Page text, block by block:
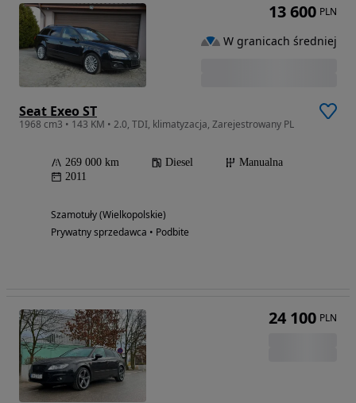
Seat Exeo ST
1968 cm3 • 143 KM • 2.0, TDI, klimatyzacja, Zarejestrowany PL
269 000 km Diesel
Manualna
2011
Szamotuły (Wielkopolskie)
Prywatny sprzedawca • Podbite
13 600 PLN
W granicach średniej
24 100 PLN